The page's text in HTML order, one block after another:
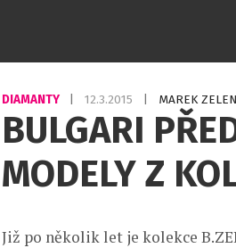
DIAMANTY 12.3.2015 MAREK
BULGARI
MODELY Z
Již po několik let je kolekce